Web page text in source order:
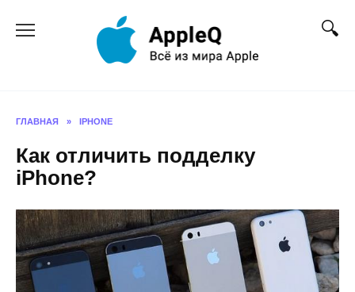
ГЛАВНАЯ » IPHONE
Как отличить подделку
iPhone?